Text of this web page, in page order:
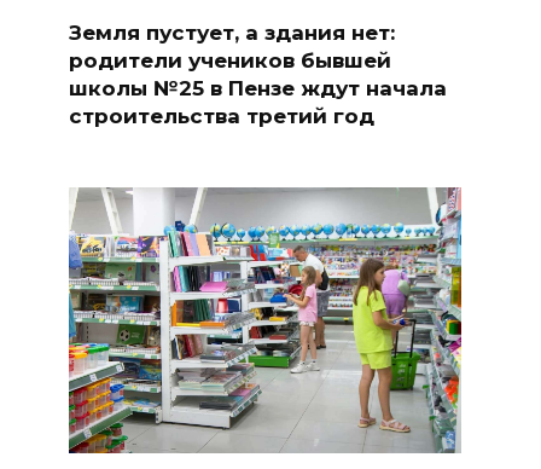
Земля пустует, а здания нет:
родители учеников бывшей
школы №25 в Пензе ждут начала
строительства третий год